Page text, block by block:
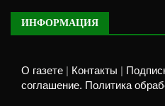
ИНФОРМАЦИЯ
О газете Контакты
соглашение. Политика